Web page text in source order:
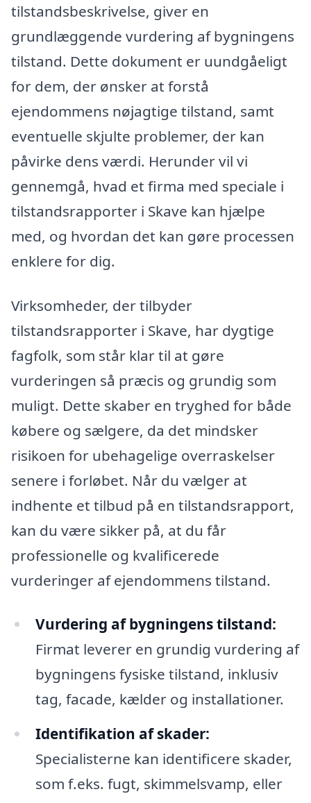
tilstandsbeskrivelse, giver en
grundlæggende vurdering af bygningens
tilstand. Dette dokument er uundgåeligt
for dem, der ønsker at forstå
ejendommens nøjagtige tilstand, samt
eventuelle skjulte problemer, der kan
påvirke dens værdi. Herunder vil vi
gennemgå, hvad et firma med speciale i
tilstandsrapporter i Skave kan hjælpe
med, og hvordan det kan gøre processen
enklere for dig.
Virksomheder, der tilbyder
tilstandsrapporter i Skave, har dygtige
fagfolk, som står klar til at gøre
vurderingen så præcis og grundig som
muligt. Dette skaber en tryghed for både
købere og sælgere, da det mindsker
risikoen for ubehagelige overraskelser
senere i forløbet. Når du vælger at
indhente et tilbud på en tilstandsrapport,
kan du være sikker på, at du får
professionelle og kvalificerede
vurderinger af ejendommens tilstand.
Vurdering af bygningens tilstand:
Firmat leverer en grundig vurdering af
bygningens fysiske tilstand, inklusiv
tag, facade, kælder og installationer.
Identifikation af skader:
Specialisterne kan identificere skader,
som f.eks. fugt, skimmelsvamp, eller